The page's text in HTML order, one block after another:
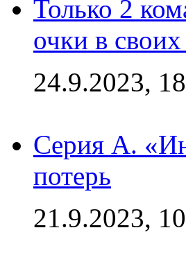
Только 2
очки в
24.9.2023,
Серия А.
потерь
21.9.2023,